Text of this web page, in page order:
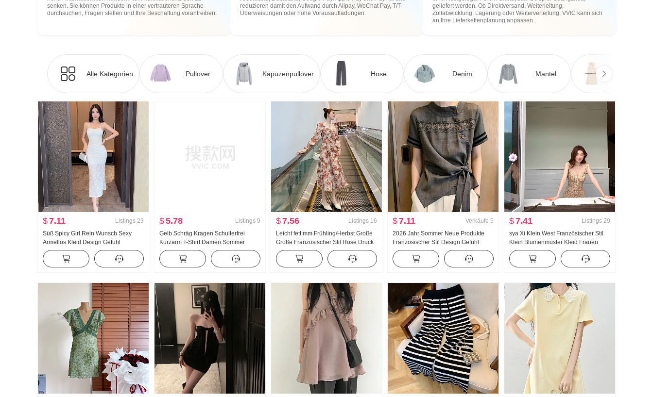
senken. Sie können Produkte in einer vertrauteren Sprache
durchsuchen, Fragen stellen und Ihre Beschaffung vorantreiben.
reduzieren damit den Aufwand durch Alipay, WeChat Pay, T/T-
Überweisungen oder hohe Vorausaufladungen.
geliefert werden. Ob Direktversand, Weiterleitung,
Zollabwicklung, Lagerung oder Weiterverteilung, VVIC kann sich
an Ihre Lieferkettenplanung anpassen.
Alle Kategorien Pullover Kapuzenpullover Hose Denim Mantel
$7.11 Listings 23
Süß Spicy Girl Rein Wunsch Sexy
Ärmellos Kleid Design Gefühl
Nachtclub Mode Enganliegend Spitze
Träger Bleistiftrock Maxikleid
$5.78 Listings 9
Gelb Schräg Kragen Schulterfrei
Kurzarm T-Shirt Damen Sommer
Tragen Nehmen Design Gefühl
Einzigartig Hübsch Riese Gut
aussehend Von Kurz Top
$7.56 Listings 16
Leicht fett mm Frühling/Herbst Große
Größe Französischer Stil Rose Druck
Kleid Frauen Design Gefühl Tailliert
Schlank Blumenmuster Lang Rock
$7.11 Verkäufe 5
2026 Jahr Sommer Neue Produkte
Französischer Stil Design Gefühl
Nischenprodukt Mode Charme
Damen bekleidung Einzigartig
Hübsch Super Gut aussehend Top
$7.41 Listings 29
sya Xi Klein West Französischer Stil
Klein Blumenmuster Kleid Frauen
Sommer Elastizität Fang Kragen
Tailliert Lang Kurz Trägerkleid Haar
Kreis